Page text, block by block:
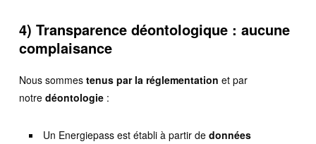
4) Transparence déontologique : aucune
complaisance
Nous sommes tenus par la réglementation et par
notre déontologie:
Un Energiepass est établi à partir de données